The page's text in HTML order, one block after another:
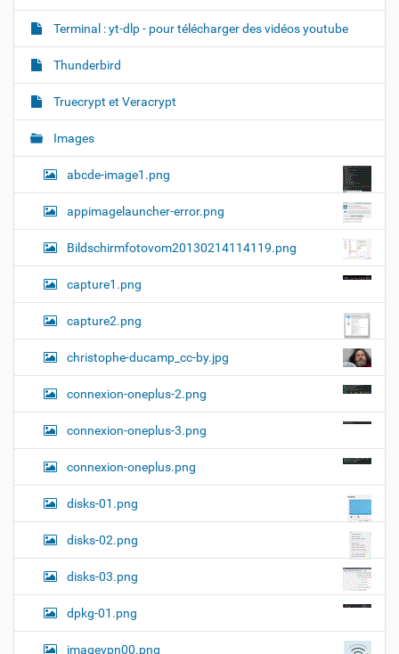
Terminal : yt-dlp - pour télécharger des vidéos youtube
Thunderbird
Truecrypt et Veracrypt
Images
abcde-image1.png
appimagelauncher-error.png
Bildschirmfotovom20130214114119.png
capture1.png
capture2.png
christophe-ducamp_cc-by.jpg
connexion-oneplus-2.png
connexion-oneplus-3.png
connexion-oneplus.png
disks-01.png
disks-02.png
disks-03.png
dpkg-01.png
imagevpn00.png